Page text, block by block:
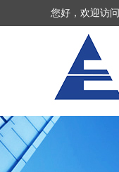
您好，欢迎访